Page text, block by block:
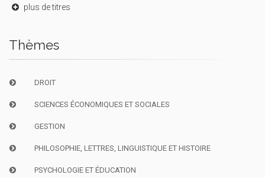
plus de titres
Thèmes
DROIT
SCIENCES ÉCONOMIQUES ET SOCIALES
GESTION
PHILOSOPHIE, LETTRES, LINGUISTIQUE ET HISTOIRE
PSYCHOLOGIE ET ÉDUCATION